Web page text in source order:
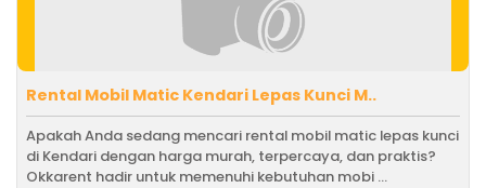
Rental Mobil Matic Kendari Lepas Kunci M..
Apakah Anda sedang mencari rental mobil matic lepas kunci
di Kendari dengan harga murah, terpercaya, dan praktis?
Okkarent hadir untuk memenuhi kebutuhan mobi ...